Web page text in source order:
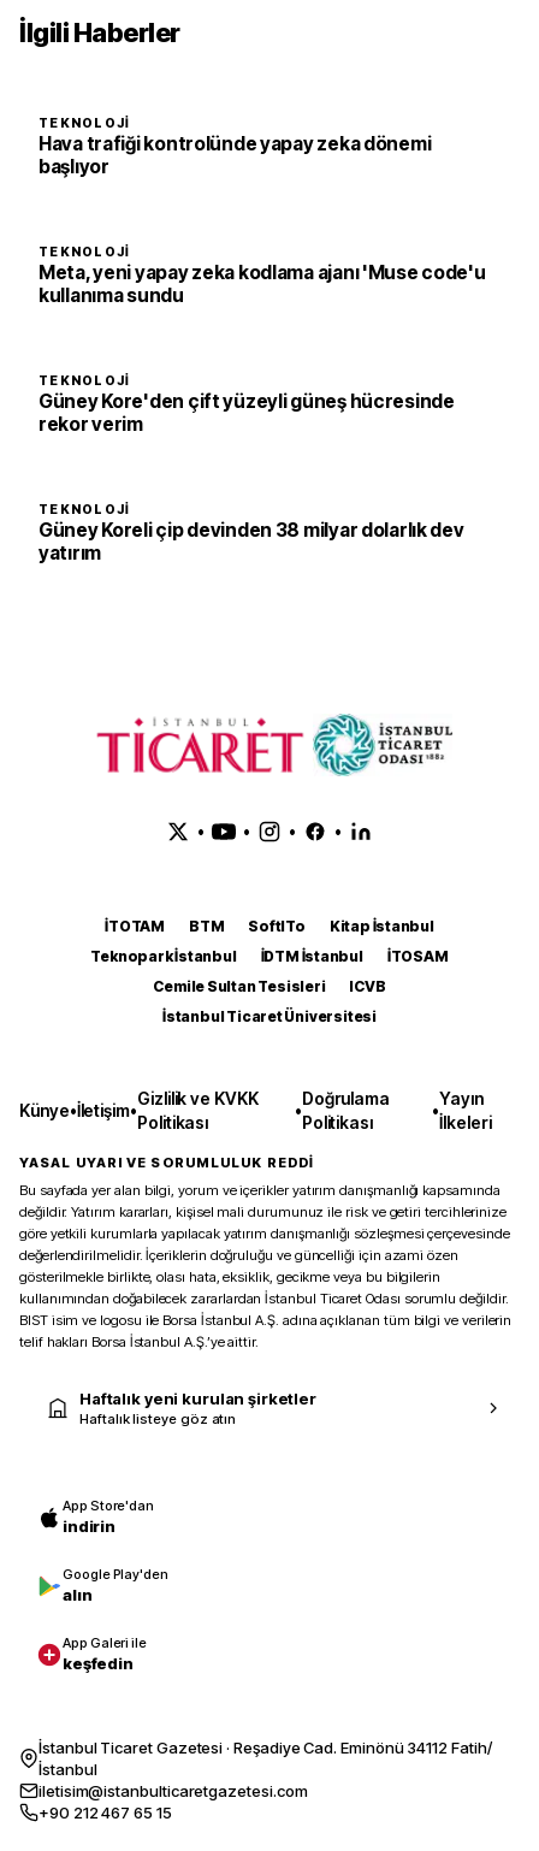
İlgili Haberler
TEKNOLOJI
Hava trafiği kontrolünde yapay zeka dönemi
başlıyor
TEKNOLOJI
Meta, yeni yapay zeka kodlama ajanı 'Muse code'u
kullanıma sundu
TEKNOLOJI
Güney Kore'den çift yüzeyli güneş hücresinde
rekor verim
TEKNOLOJI
Güney Koreli çip devinden 38 milyar dolarlık dev
yatırım
• • • •
İTOTAM BTM SoftITo
Kitap İstanbul
Teknopark İstanbul
İDTM İstanbul
İTOSAM
Cemile Sultan Tesisleri
ICVB
İstanbul Ticaret Üniversitesi
Künye•İletişim•
Gizlilik ve KVKK
Politikası
•
Doğrulama
Politikası
•
Yayın
İlkeleri
YASAL UYARI VE SORUMLULUK REDDİ
Bu sayfada yer alan bilgi, yorum ve içerikler yatırım danışmanlığı kapsamında
değildir. Yatırım kararları, kişisel mali durumunuz ile risk ve getiri tercihlerinize
göre yetkili kurumlarla yapılacak yatırım danışmanlığı sözleşmesi çerçevesinde
değerlendirilmelidir. İçeriklerin doğruluğu ve güncelliği için azami özen
gösterilmekle birlikte, olası hata, eksiklik, gecikme veya bu bilgilerin
kullanımından doğabilecek zararlardan İstanbul Ticaret Odası sorumlu değildir.
BIST isim ve logosu ile Borsa İstanbul A.Ş. adına açıklanan tüm bilgi ve verilerin
telif hakları Borsa İstanbul A.Ş.’ye aittir.
Haftalık yeni kurulan şirketler
Haftalık listeye göz atın
App Store'dan
indirin
Google Play'den
alın
App Galeri ile
keşfedin
İstanbul Ticaret Gazetesi · Reşadiye Cad. Eminönü 34112 Fatih/
İstanbul
iletisim@istanbulticaretgazetesi.com
+90 212 467 65 15